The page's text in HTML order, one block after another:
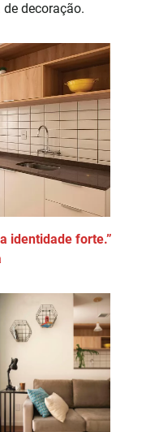
de decoração.
identidade forte.”